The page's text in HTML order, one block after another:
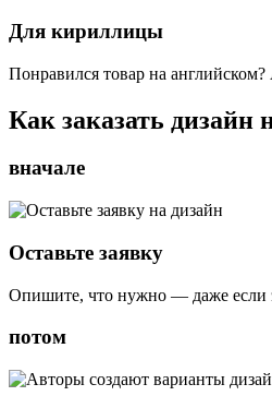
Для кириллицы
Понравился товар на
Как заказать дизайн
вначале
Оставьте заявку
Опишите, что нужно — даже если
потом